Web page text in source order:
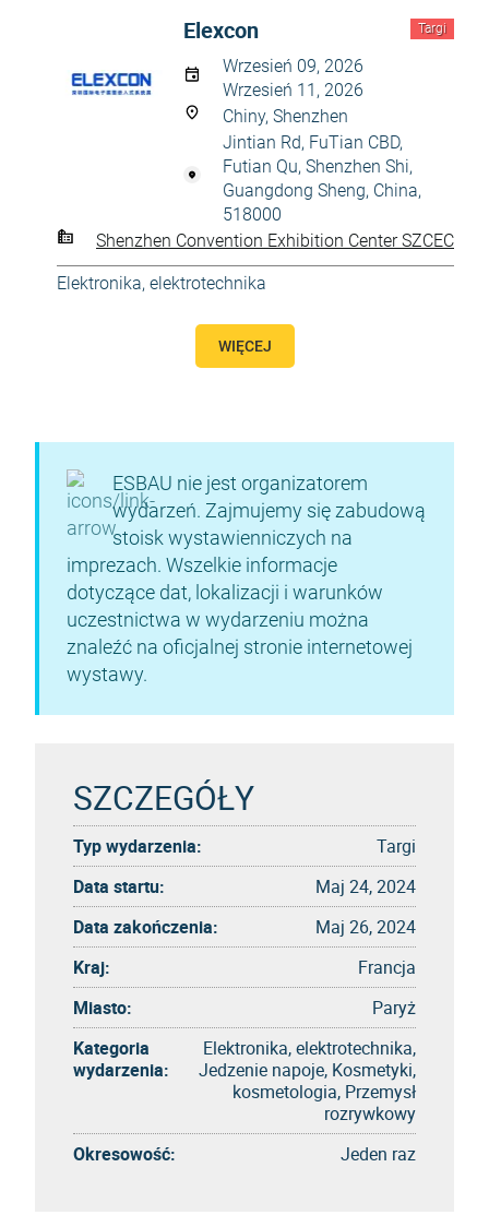
Targi
Elexcon
Wrzesień 09, 2026
Wrzesień 11, 2026
Chiny, Shenzhen
Jintian Rd, FuTian CBD,
Futian Qu, Shenzhen Shi,
Guangdong Sheng, China,
518000
Shenzhen Convention Exhibition Center SZCEC
Elektronika, elektrotechnika
WIĘCEJ
ESBAU nie jest organizatorem
wydarzeń. Zajmujemy się zabudową
stoisk wystawienniczych na
imprezach. Wszelkie informacje
dotyczące dat, lokalizacji i warunków
uczestnictwa w wydarzeniu można
znaleźć na oficjalnej stronie internetowej
wystawy.
SZCZEGÓŁY
Typ wydarzenia:
Targi
Data startu:
Maj 24, 2024
Data zakończenia:
Maj 26, 2024
Kraj:
Francja
Miasto:
Paryż
Kategoria
wydarzenia:
Elektronika, elektrotechnika,
Jedzenie napoje, Kosmetyki,
kosmetologia, Przemysł
rozrywkowy
Okresowość:
Jeden raz